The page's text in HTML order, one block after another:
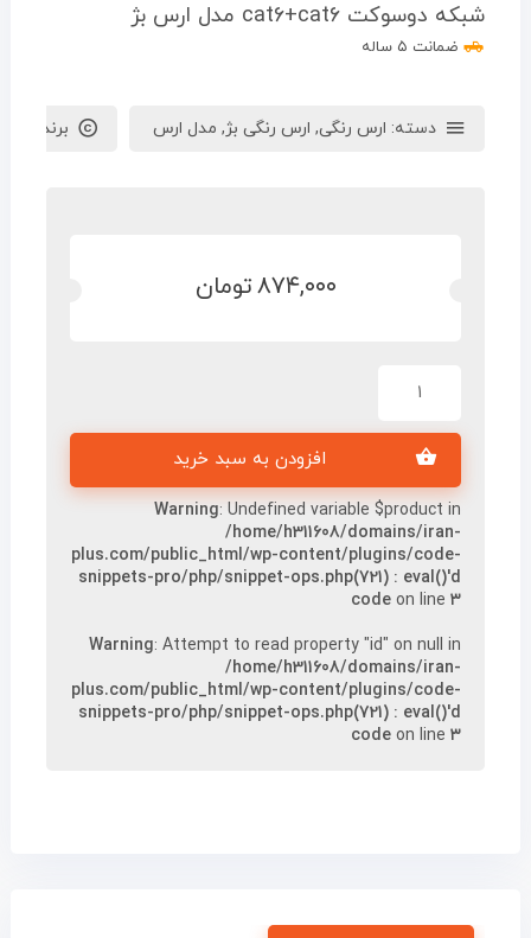
شبکه دوسوکت cat6+cat6 مدل ارس بژ
ضمانت ۵ ساله
دسته: ارس رنگی, ارس رنگی بژ, مدل ارس برند :
۸۷۴,۰۰۰تومان
افزودن به سبد خرید
Warning: Undefined variable $product in
/home/h311608/domains/iran-
plus.com/public_html/wp-content/plugins/code-
snippets-pro/php/snippet-ops.php(721) : eval()'d
code on line۳
Warning: Attempt to read property "id" on null in
/home/h311608/domains/iran-
plus.com/public_html/wp-content/plugins/code-
snippets-pro/php/snippet-ops.php(721) : eval()'d
code on line۳